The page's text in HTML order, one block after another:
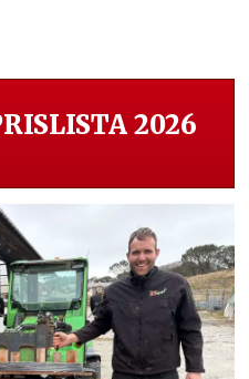
2026